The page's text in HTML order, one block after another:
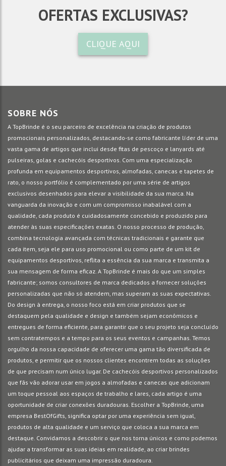
OFERTAS EXCLUSIVAS?
CLIQUE AQUI
SOBRE NÓS
A TopBrinde é o seu parceiro de excelência na criação de produtos
promocionais personalizados, destacando-se como fabricante líder de uma
vasta gama de artigos que inclui desde fitas de pescoço e lanyards até
pulseiras, golas e cachecóis desportivos. Com uma especialização
profunda em equipamentos desportivos, almofadas, canecas e tapetes de
rato, o nosso portfólio é complementado por uma série de artigos
exclusivos desenhados para elevar a visibilidade da sua marca. Na
vanguarda da inovação e com um compromisso inabalável com a
qualidade, cada produto é cuidadosamente concebido e produzido para
atender às suas especificações exatas. O nosso processo de produção,
combina tecnologia avançada com técnicas tradicionais e garante que
cada item, seja ele para uso promocional ou como parte de um kit de
equipamentos desportivos, reflita a essência da sua marca e transmita a
sua mensagem de forma eficaz. A TopBrinde é mais do que um simples
fabricante; somos consultores de marca dedicados a fornecer soluções
personalizadas que não só atendem, mas superam as suas expectativas.
Do design à entrega, o nosso foco está em criar produtos que se
destaquem pela qualidade e design e também sejam econômicos e
entregues de forma eficiente, para garantir que o seu projeto seja concluído
sem contratempos e a tempo para os seus eventos e campanhas. Temos
orgulho da nossa capacidade de oferecer uma gama tão diversificada de
produtos, e permitir que os nossos clientes encontrem todas as soluções
de que precisam num único lugar. De cachecóis desportivos personalizados
que fãs vão adorar usar em jogos a almofadas e canecas que adicionam
um toque pessoal aos espaços de trabalho e lares, cada artigo é uma
oportunidade de criar conexões duradouras. Escolher a TopBrinde, uma
empresa BestOfGifts, significa optar por uma experiência sem igual,
produtos de alta qualidade e um serviço que coloca a sua marca em
destaque. Convidamos a descobrir o que nos torna únicos e como podemos
ajudar a transformar as suas ideias em realidade, ao criar brindes
publicitários que deixam uma impressão duradoura.